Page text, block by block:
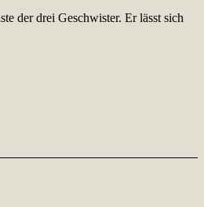
der drei Geschwister. Er lässt sich